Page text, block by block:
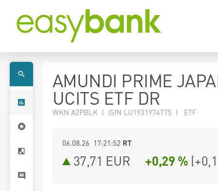
AMUNDI PRIME
UCITS ETF DR
WKN A2PBLK | ISIN LU1931974775 | ETF
06.08.26 17:21:52 RT
37,71 EUR +0,29 % (